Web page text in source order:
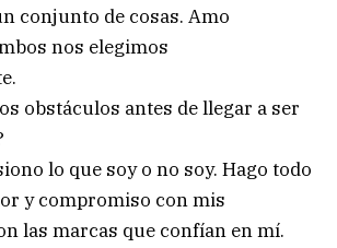
conjunto de cosas. Amo
nos elegimos
obstáculos antes de llegar a ser
lo que soy o no soy. Hago todo
y compromiso con mis
las marcas que confían en mí.